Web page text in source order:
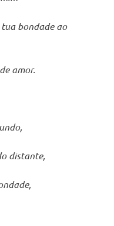
bondade ao
amor.
distante,